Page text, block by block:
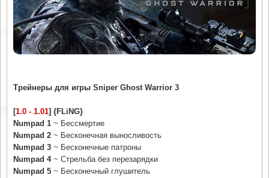
Трейнеры для игры Sniper Ghost Warrior 3
[1.0 - 1.01] {FLiNG}
Numpad 1 ~ Бессмертие
Numpad 2 ~ Бесконечная выносливость
Numpad 3 ~ Бесконечные патроны
Numpad 4~ Стрельба без перезарядки
Numpad 5 ~ Бесконечный глушитель